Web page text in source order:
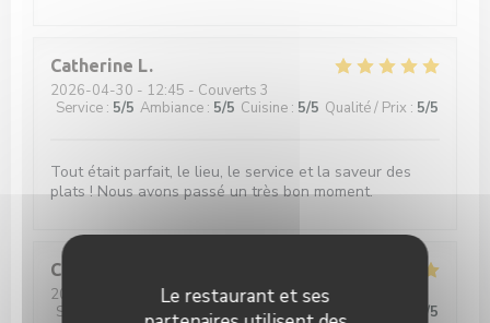
Le restaurant et ses
Catherine L
2026-04-30 - 12:45 - Couverts 3
Service : 5/5 Ambiance : 5/5 Cuisine : 5/5 Qualité / Prix : 5/5
Tout était parfait, le lieu, le service et la saveur des
plats ! Nous avons passé un très bon moment.
Catherine
2026-04-15
- 13:15 - Couverts 3
Service
Ambiance : Cuisine /5 Qualité / Prix /5